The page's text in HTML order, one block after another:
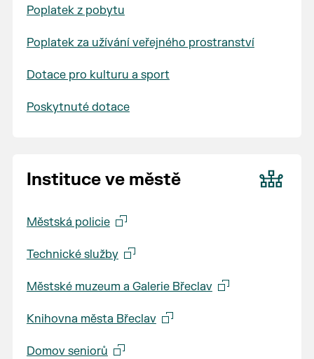
Poplatek z pobytu
Poplatek za užívání veřejného prostranství
Dotace pro kulturu a sport
Poskytnuté dotace
Instituce ve městě
Městská policie
Technické služby
Městské muzeum a Galerie Břeclav
Knihovna města Břeclav
Domov seniorů